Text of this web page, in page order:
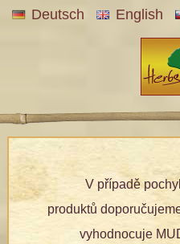
Deutsch English
Patentní medicína
» 127 RADOST
127 RADOST
V případě
produktů
vyhodnocuje